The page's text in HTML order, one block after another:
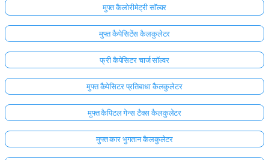
मुफ्त कैलोरीमेट्री सॉल्वर
मुफ्त कैपेसिटेंस कैलकुलेटर
फ्री कैपेसिटर चार्ज सॉल्वर
मुफ्त कैपेसिटर प्रतिबाधा कैलकुलेटर
मुफ्त कैपिटल गेन्स टैक्स कैलकुलेटर
मुफ्त कार भुगतान कैलकुलेटर